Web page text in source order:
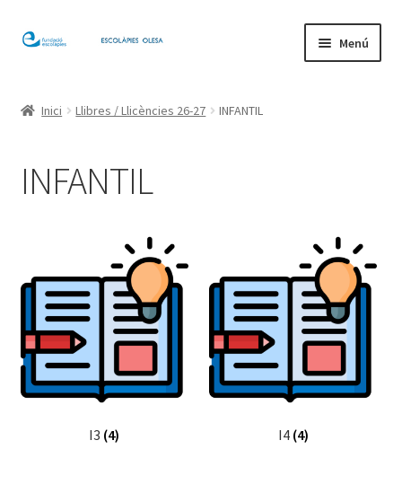
Salta
Vés
Menú
Inici Llibres / Llicències 26-27 INFANTIL
INFANTIL
I3 (4) I4 (4)